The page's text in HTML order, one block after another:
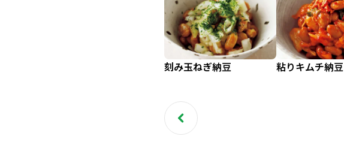
刻み玉ねぎ納豆 粘りキムチ納豆